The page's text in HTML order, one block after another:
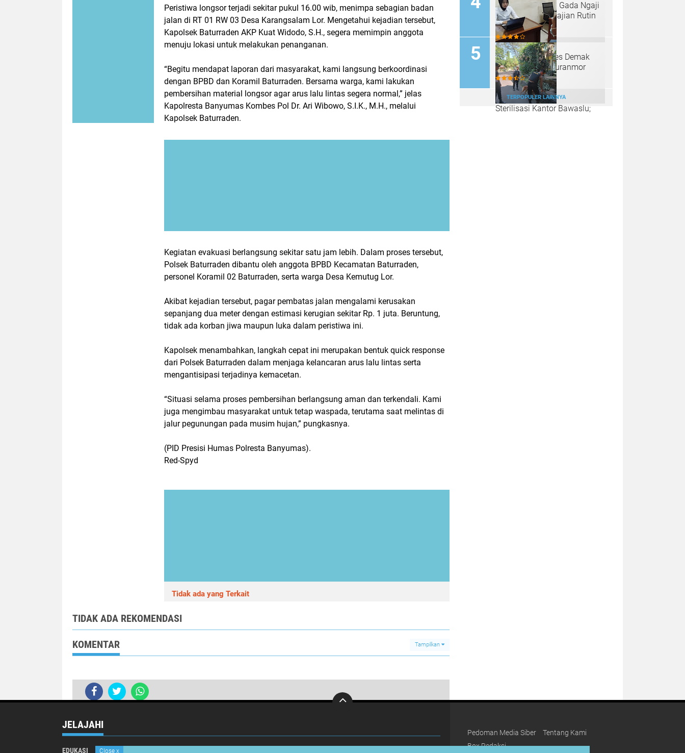
Peristiwa longsor terjadi sekitar pukul 16.00 wib, menimpa sebagian badan
jalan di RT 01 RW 03 Desa Karangsalam Lor. Mengetahui kejadian tersebut,
Kapolsek Baturraden AKP Kuat Widodo, S.H., segera memimpin anggota
menuju lokasi untuk melakukan penanganan.
“Begitu mendapat laporan dari masyarakat, kami langsung berkoordinasi
dengan BPBD dan Koramil Baturraden. Bersama warga, kami lakukan
pembersihan material longsor agar arus lalu lintas segera normal,” jelas
Kapolresta Banyumas Kombes Pol Dr. Ari Wibowo, S.I.K., M.H., melalui
Kapolsek Baturraden.
Kegiatan evakuasi berlangsung sekitar satu jam lebih. Dalam proses tersebut,
Polsek Baturraden dibantu oleh anggota BPBD Kecamatan Baturraden,
personel Koramil 02 Baturraden, serta warga Desa Kemutug Lor.
Akibat kejadian tersebut, pagar pembatas jalan mengalami kerusakan
sepanjang dua meter dengan estimasi kerugian sekitar Rp. 1 juta. Beruntung,
tidak ada korban jiwa maupun luka dalam peristiwa ini.
Kapolsek menambahkan, langkah cepat ini merupakan bentuk quick response
dari Polsek Baturraden dalam menjaga kelancaran arus lalu lintas serta
mengantisipasi terjadinya kemacetan.
“Situasi selama proses pembersihan berlangsung aman dan terkendali. Kami
juga mengimbau masyarakat untuk tetap waspada, terutama saat melintas di
jalur pegunungan pada musim hujan,” pungkasnya.
(PID Presisi Humas Polresta Banyumas).
Red-Spyd
Tidak ada yang Terkait
TIDAK ADA REKOMENDASI
KOMENTAR Tampilkan
Padepokan "Palu Gada Ngaji
Roso" Gelar Pengajian Rutin
Selapanan
Sat Reskrim Polres Demak
Ungkap Kasus Curanmor
Sterilisasi Kantor Bawaslu;
TERPOPULER LAINNYA
JELAJAHI
EDUKASI
Pedoman Media Siber
Tentang Kami
Box Redaksi
Close x